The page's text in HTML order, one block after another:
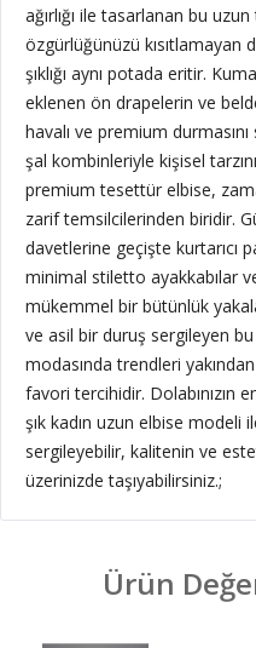
ağırlığı ile tasarlanan bu
özgürlüğünüzü kısıtlamayan
şıklığı aynı potada eritir.
eklenen ön drapelerin ve
havalı ve premium durmasını
şal kombinleriyle kişisel
premium tesettür elbise,
zarif temsilcilerinden biridir.
davetlerine geçişte kurtarıcı
minimal stiletto ayakkabılar
mükemmel bir bütünlük
ve asil bir duruş sergileyen
modasında trendleri
favori tercihidir. Dolabınızın
şık kadın uzun elbise
sergileyebilir, kalitenin ve
üzerinizde taşıyabilirsiniz.;
Ürün